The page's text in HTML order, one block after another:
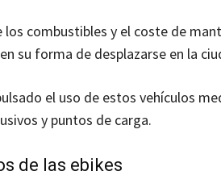
combustibles y el coste de
su forma de desplazarse en la
el uso de estos vehículos
y puntos de carga.
de las ebikes